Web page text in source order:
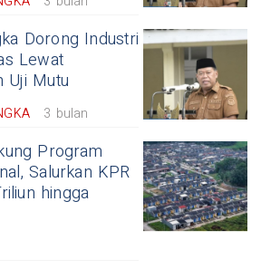
Dorong Industri
Lewat
Uji Mutu
3 bulan
Program
Salurkan KPR
hingga